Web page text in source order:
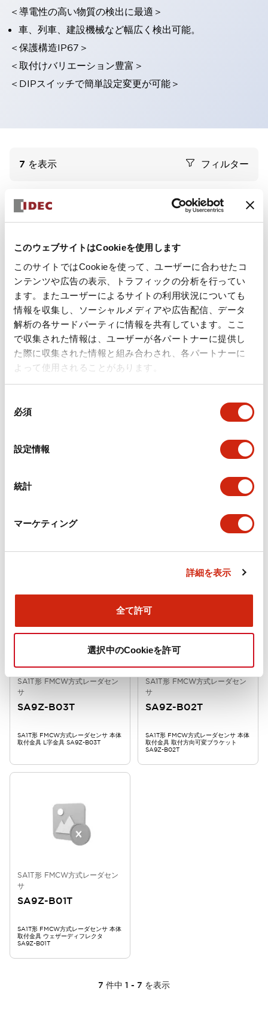
このウェブサイトはCookieを使用します
このサイトではCookieを使って、ユーザーに合わせたコ
ンテンツや広告の表示、トラフィックの分析を行ってい
ます。またユーザーによるサイトの利用状況についても
情報を収集し、ソーシャルメディアや広告配信、データ
解析の各サードパーティに情報を共有しています。ここ
で収集された情報は、ユーザーが各パートナーに提供し
た際に収集された情報と組み合わされ、各パートナーに
よって使用されることがあります。
必須
設定情報
統計
マーケティング
詳細を表示
全て許可
選択中のCookieを許可
＜導電性の高い物質の検出に最適＞
車、列車、建設機械など幅広く検出可能。
＜保護構造IP67＞
＜取付けバリエーション豊富＞
＜DIPスイッチで簡単設定変更が可能＞
7 を表示 フィルター
SA1T形 FMCW方式レーダセン
サ
SA1T-4BC
SA1T形 FMCW方式レーダセンサ コネ
クタタイプ 検出距離3.75m SA1T-4BC
SA1T形 FMCW方式レーダセン
SA1T-4B
SA1T形 FMCW方式レーダセンサ ケー
ブルタイプ 検出距離3.75m SA1T-4B
SA1T形 FMCW方式レーダセン
SA1T形 FMCW方式レーダセン
SA1T形 FMCW方式レーダセン
サ
SA9Z-B03T
SA1T形 FMCW方式レーダセンサ 本体
取付金具 L字金具 SA9Z-B03T
SA1T形 FMCW方式レーダセン
サ
SA9Z-B02T
SA1T形 FMCW方式レーダセンサ 本体
取付金具 取付方向可変ブラケット
SA9Z-B02T
SA1T形 FMCW方式レーダセン
サ
SA9Z-B01T
SA1T形 FMCW方式レーダセンサ 本体
取付金具 ウェザーディフレクタ
SA9Z-B01T
7 件中 1 - 7 を表示